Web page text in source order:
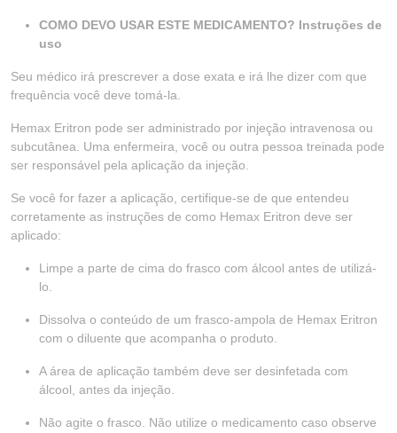
COMO DEVO USAR ESTE MEDICAMENTO? Instruções de
uso
Seu médico irá prescrever a dose exata e irá lhe dizer com que
frequência você deve tomá-la.
Hemax Eritron pode ser administrado por injeção intravenosa ou
subcutânea. Uma enfermeira, você ou outra pessoa treinada pode
ser responsável pela aplicação da injeção.
Se você for fazer a aplicação, certifique-se de que entendeu
corretamente as instruções de como Hemax Eritron deve ser
aplicado:
Limpe a parte de cima do frasco com álcool antes de utilizá-
lo.
Dissolva o conteúdo de um frasco-ampola de Hemax Eritron
com o diluente que acompanha o produto.
A área de aplicação também deve ser desinfetada com
álcool, antes da injeção.
Não agite o frasco. Não utilize o medicamento caso observe